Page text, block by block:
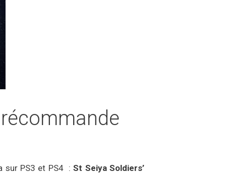
sur PS3 et PS4 :St Seiya Soldiers’